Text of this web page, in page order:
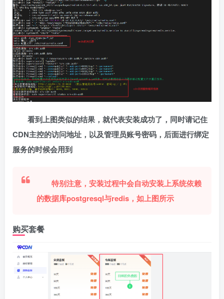
看到上图类似的结果，就代表安装成功了，同时请记住
CDN主控的访问地址，以及管理员账号密码，后面进行绑定
服务的时候会用到
特别注意，安装过程中会自动安装上系统依赖
的数据库postgresql与redis，如上图所示
购买套餐